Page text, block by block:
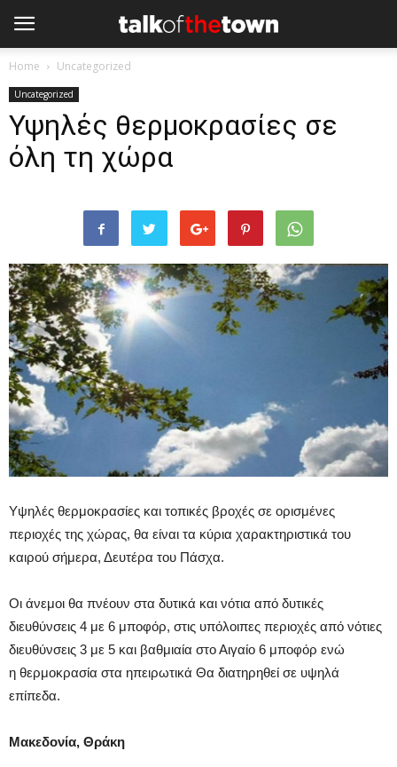
Home Uncategorized
Uncategorized
Υψηλές θερμοκρασίες σε
όλη τη χώρα
Υψηλές θερμοκρασίες και τοπικές βροχές σε ορισμένες
περιοχές της χώρας, θα είναι τα κύρια χαρακτηριστικά του
καιρού σήμερα, Δευτέρα του Πάσχα.
Οι άνεμοι θα πνέουν στα δυτικά και νότια από δυτικές
διευθύνσεις 4 με 6 μποφόρ, στις υπόλοιπες περιοχές από νότιες
διευθύνσεις 3 με 5 και βαθμιαία στο Αιγαίο 6 μποφόρ ενώ
η θερμοκρασία στα ηπειρωτικά Θα διατηρηθεί σε υψηλά
επίπεδα.
Μακεδονία, Θράκη